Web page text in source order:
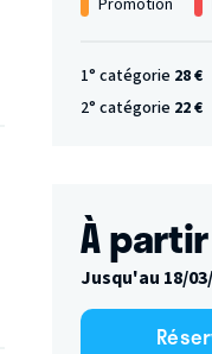
1° catégorie 28 €
2° catégorie 22 €
À
Jusqu'au 18/